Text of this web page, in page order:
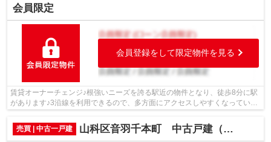
会員限定
会員登録をして限定物件を見る
賃貸オーナーチェンジ♪根強いニーズを誇る駅近の物件となり、徒歩8分に駅
があります♪3沿線を利用できるので、多方面にアクセスしやすくなっていま
す♪不動産購入は人生で大きな買い物で...
売買 | 中古一戸建
山科区音羽千本町 中古戸建（賃貸オーナーチェンジ）